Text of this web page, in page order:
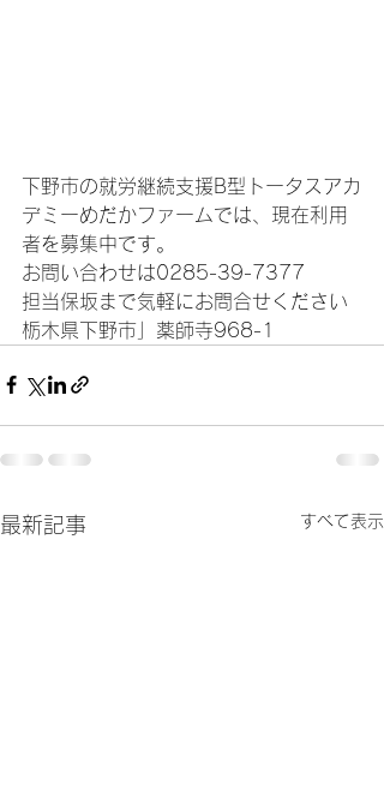
下野市の就労継続支援B型トータスアカ
デミーめだかファームでは、現在利用
者を募集中です。
お問い合わせは0285-39-7377
担当保坂まで気軽にお問合せください
栃木県下野市」薬師寺968-1
最新記事 すべて表示